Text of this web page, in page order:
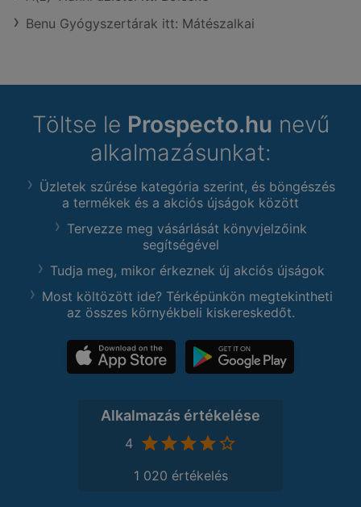
Benu Gyógyszertárak itt: Mátészalkai
Töltse le Prospecto.hu nevű
alkalmazásunkat:
Üzletek szűrése kategória szerint, és böngészés
a termékek és a akciós újságok között
Tervezze meg vásárlását könyvjelzőink
segítségével
Tudja meg, mikor érkeznek új akciós újságok
Most költözött ide? Térképünkön megtekintheti
az összes környékbeli kiskereskedőt.
Alkalmazás értékelése
4
1 020 értékelés